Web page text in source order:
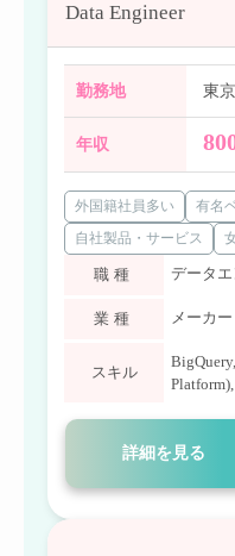
Data Engineer
勤務地 東
年収
外国籍社員多い 有名
自社製品・サービス
職種 データ
業種 メーカ
スキル
BigQuery,
Platform),
詳細を見る